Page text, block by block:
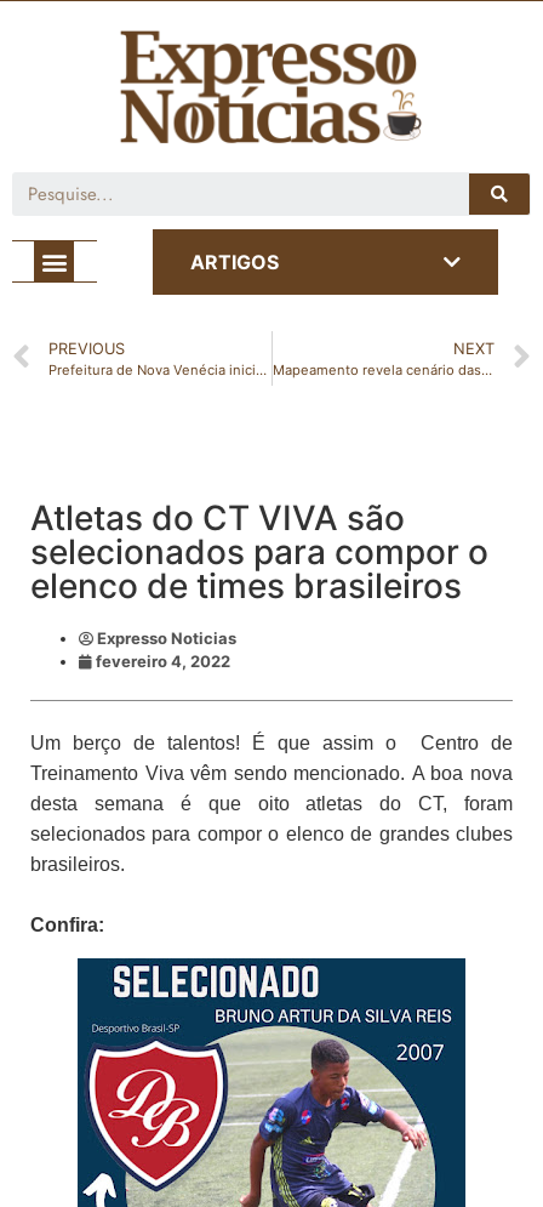
ARTIGOS
PREVIOUS
Prefeitura de Nova Venécia iniciará fiscalização de terrenos baldios no município
NEXT
Mapeamento revela cenário das startups capixabas
Atletas do CT VIVA são
selecionados para compor o
elenco de times brasileiros
Expresso Noticias
fevereiro 4, 2022
Um berço de talentos! É que assim o Centro de
Treinamento Viva vêm sendo mencionado. A boa nova
desta semana é que oito atletas do CT, foram
selecionados para compor o elenco de grandes clubes
brasileiros.
Confira: